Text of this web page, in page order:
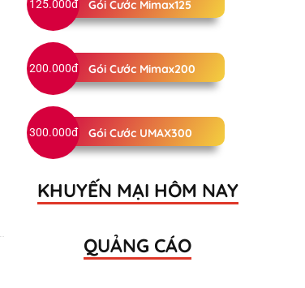
125.000đ Gói Cước Mimax125
200.000đ Gói Cước Mimax200
300.000đ Gói Cước UMAX300
KHUYẾN MẠI HÔM NAY
QUẢNG CÁO